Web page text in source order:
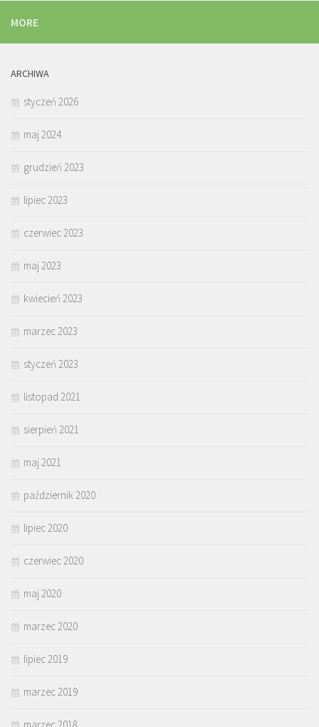
MORE
ARCHIWA
styczeń 2026
maj 2024
grudzień 2023
lipiec 2023
czerwiec 2023
maj 2023
kwiecień 2023
marzec 2023
styczeń 2023
listopad 2021
sierpień 2021
maj 2021
październik 2020
lipiec 2020
czerwiec 2020
maj 2020
marzec 2020
lipiec 2019
marzec 2019